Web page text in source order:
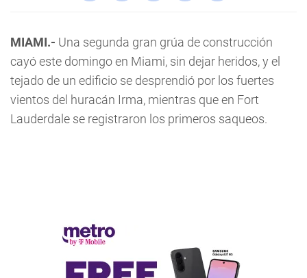
MIAMI.- Una segunda gran grúa de construcción
cayó este domingo en Miami, sin dejar heridos, y el
tejado de un edificio se desprendió por los fuertes
vientos del huracán Irma, mientras que en Fort
Lauderdale se registraron los primeros saqueos.